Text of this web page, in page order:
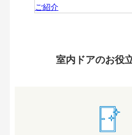
室内ドアのお役